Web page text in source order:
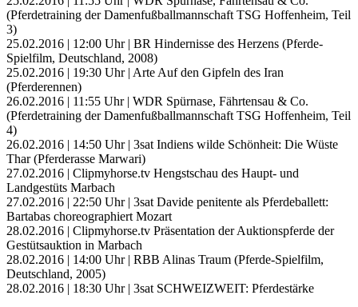
(Pferdetraining der Damenfußballmannschaft TSG Hoffenheim, Teil
3)
25.02.2016 | 12:00 Uhr | BR Hindernisse des Herzens (Pferde-
Spielfilm, Deutschland, 2008)
25.02.2016 | 19:30 Uhr | Arte Auf den Gipfeln des Iran
(Pferderennen)
26.02.2016 | 11:55 Uhr | WDR Spürnase, Fährtensau & Co.
(Pferdetraining der Damenfußballmannschaft TSG Hoffenheim, Teil
4)
26.02.2016 | 14:50 Uhr | 3sat Indiens wilde Schönheit: Die Wüste
Thar (Pferderasse Marwari)
27.02.2016 | Clipmyhorse.tv Hengstschau des Haupt- und
Landgestüts Marbach
27.02.2016 | 22:50 Uhr | 3sat Davide penitente als Pferdeballett:
Bartabas choreographiert Mozart
28.02.2016 | Clipmyhorse.tv Präsentation der Auktionspferde der
Gestütsauktion in Marbach
28.02.2016 | 14:00 Uhr | RBB Alinas Traum (Pferde-Spielfilm,
Deutschland, 2005)
28.02.2016 | 18:30 Uhr | 3sat SCHWEIZWEIT: Pferdestärke